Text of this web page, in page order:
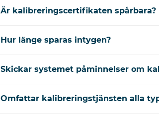
Är kalibreringscertifikaten spårbara?
Hur länge sparas intygen?
Skickar systemet påminnelser om
Omfattar kalibreringstjänsten alla